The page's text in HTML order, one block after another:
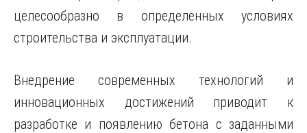
целесообразно в определенных условиях
строительства и эксплуатации.
Внедрение современных технологий и
инновационных достижений приводит к
разработке и появлению бетона с заданными